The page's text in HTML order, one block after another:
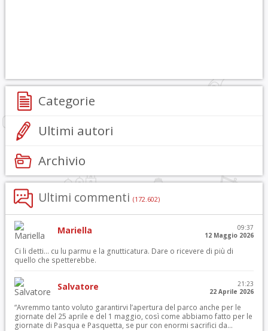
Categorie
Ultimi autori
Archivio
Ultimi commenti (172.602)
Mariella
09:37
12 Maggio 2026
Ci li detti… cu lu parmu e la gnutticatura. Dare o ricevere di più di
quello che spetterebbe.
Salvatore
21:23
22 Aprile 2026
“Avremmo tanto voluto garantirvi l’apertura del parco anche per le
giornate del 25 aprile e del 1 maggio, così come abbiamo fatto per le
giornate di Pasqua e Pasquetta, se pur con enormi sacrifici da...